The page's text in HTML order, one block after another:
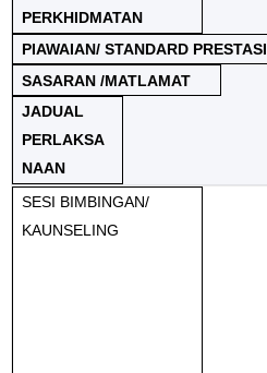
PERKHIDMATAN
PIAWAIAN/ STANDARD PRESTASI
SASARAN /MATLAMAT
JADUAL
PERLAKSA
NAAN
SESI BIMBINGAN/
KAUNSELING